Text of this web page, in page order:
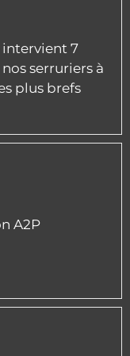
intervient 7
serruriers à
plus brefs
A2P